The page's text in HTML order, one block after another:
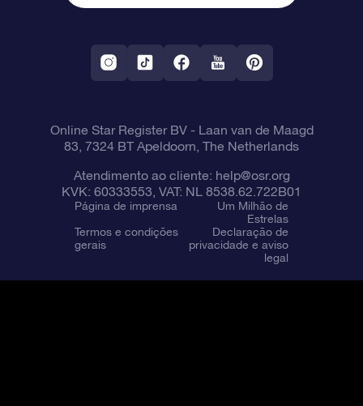
Aplicativo RV Fly me to the stars
Constelações
Online Star Register BV- Laan van de Maagd
83, 7324 BT Apeldoorn, The Netherlands
Atendimento ao cliente: help@osr.org
KVK: 60333553, VAT: NL 8538.62.722B01
Página de imprensa
Um Milhão de
Estrelas
Termos e condições
gerais
Declaração de
privacidade e aviso
legal